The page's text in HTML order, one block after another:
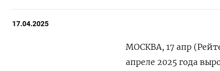
17.04.2025
МОСКВА, 17 апр
апреле 2025 года